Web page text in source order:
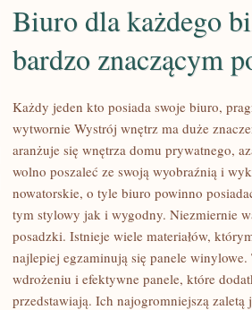
KAŻDEGO
Biuro dla każdego
bardzo znaczącym
Każdy jeden kto posiada swoje biuro,
wytwornie Wystrój wnętrz ma duże
aranżuje się wnętrza domu prywatnego,
wolno poszaleć ze swoją wyobraźnią i
nowatorskie, o tyle biuro powinno
tym stylowy jak i wygodny. Niezmiernie
posadzki. Istnieje wiele materiałów,
najlepiej egzaminują się panele
wdrożeniu i efektywne panele, które
przedstawiają. Ich najogromniejszą